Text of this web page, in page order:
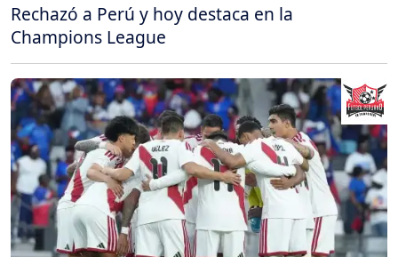
Rechazó a Perú y hoy destaca en la
Champions League